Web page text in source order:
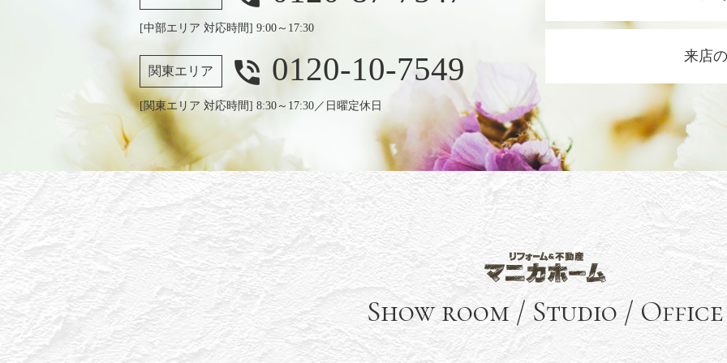
[中部エリア 対応時間] 9:00～17:30
関東エリア phone_in_talk 0120-10-7549
[関東エリア 対応時間] 8:30～17:30／日曜定休日
来店
Show room / Studio/Office